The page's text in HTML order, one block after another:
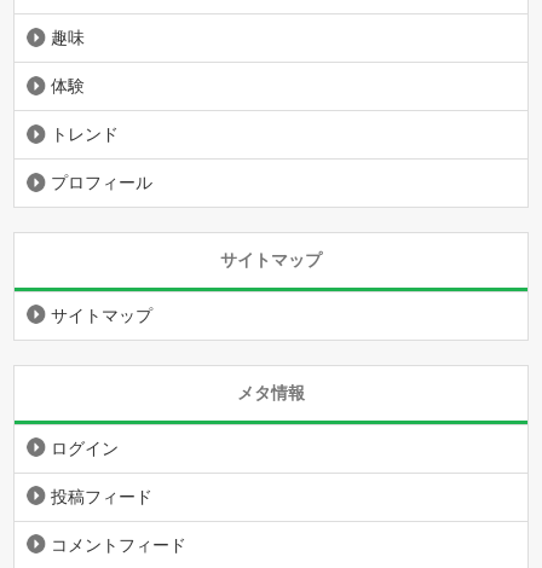
趣味
体験
トレンド
プロフィール
サイトマップ
サイトマップ
メタ情報
ログイン
投稿フィード
コメントフィード